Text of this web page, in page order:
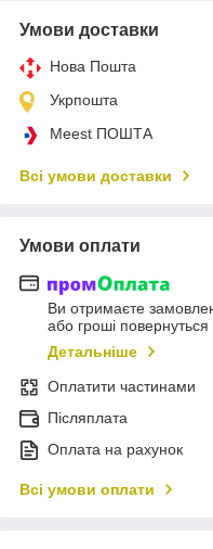
Умови доставки
Нова Пошта
Укрпошта
Meest ПОШТА
Всі умови доставки
Умови оплати
Ви отримаєте
або гроші
Детальніше
Оплатити частинами
Післяплата
Оплата на рахунок
Всі умови оплати